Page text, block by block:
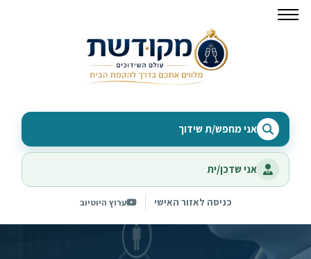
אני מחפש/ת שידוך
אני שדכן/ית
כניסה לאזור האישי ערוץ היוטיוב